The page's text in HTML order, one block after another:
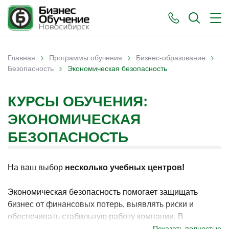
Вы здесь
Главная › Программы обучения › Бизнес-образование ›
Безопасность › Экономическая безопасность
КУРСЫ ОБУЧЕНИЯ:
ЭКОНОМИЧЕСКАЯ
БЕЗОПАСНОСТЬ
На ваш выбор несколько учебных центров!
Экономическая безопасность помогает защищать
бизнес от финансовых потерь, выявлять риски и
обеспечивать стабильную работу компании. В